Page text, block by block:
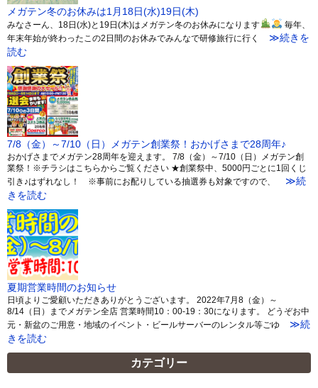
メガテン冬のお休みは1月18日(水)19日(木)
みなさーん、18日(水)と19日(木)はメガテン冬のお休みになります
毎年、
年末年始が終わったこの2日間のお休みでみんなで研修旅行に行く
≫続きを
読む
7/8（金）～7/10（日）メガテン創業祭！おかげさまで28周年♪
おかげさまでメガテン28周年を迎えます。 7/8（金）～7/10（日）メガテン創
業祭！※チラシはこちらからご覧ください ★創業祭中、5000円ごとに1回くじ
引き♪はずれなし！ ※事前にお配りしている抽選券も対象ですので、
≫続
きを読む
夏期営業時間のお知らせ
日頃よりご愛顧いただきありがとうございます。 2022年7月8（金）～
8/14（日）までメガテン全店 営業時間10：00-19：30になります。 どうぞお中
元・新盆のご用意・地域のイベント・ビールサーバーのレンタル等ごゆ
≫続
きを読む
カテゴリー